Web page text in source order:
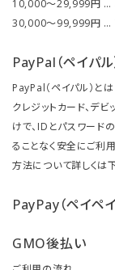
10,000～29,999円 …
30,000～99,999円 …
PayPal（ペイパル
PayPal（ペイパル）とは
クレジットカード、デ
けで、IDとパスワード
ることなく安全にご利
方法について詳しくは
PayPay（ペイペイ
GMO後払い